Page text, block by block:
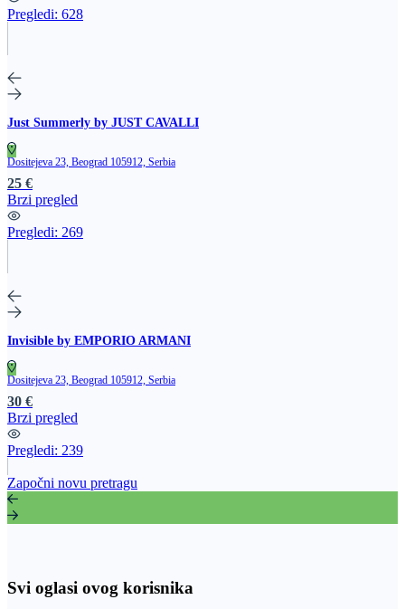
Pregledi: 628
Just Summerly by JUST CAVALLI
Dositejeva 23, Beograd 105912, Serbia
25 €
Brzi pregled
Pregledi: 269
Invisible by EMPORIO ARMANI
Dositejeva 23, Beograd 105912, Serbia
30 €
Brzi pregled
Pregledi: 239
Započni novu pretragu
Svi oglasi ovog korisnika